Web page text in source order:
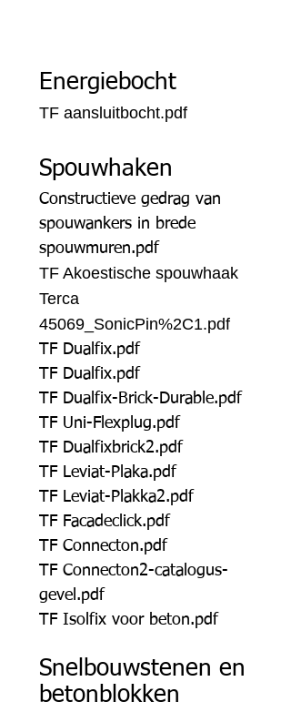
Energiebocht
TF aansluitbocht.pdf
Spouwhaken
Constructieve gedrag van
spouwankers in brede
spouwmuren.pdf
TF Akoestische spouwhaak
Terca
45069_SonicPin%2C1.pdf
TF Dualfix.pdf
TF Dualfix.pdf
TF Dualfix-Brick-Durable.pdf
TF Uni-Flexplug.pdf
TF Dualfixbrick2.pdf
TF Leviat-Plaka.pdf
TF Leviat-Plakka2.pdf
TF Facadeclick.pdf
TF Connecton.pdf
TF Connecton2-catalogus-
gevel.pdf
TF Isolfix voor beton.pdf
Snelbouwstenen en
betonblokken